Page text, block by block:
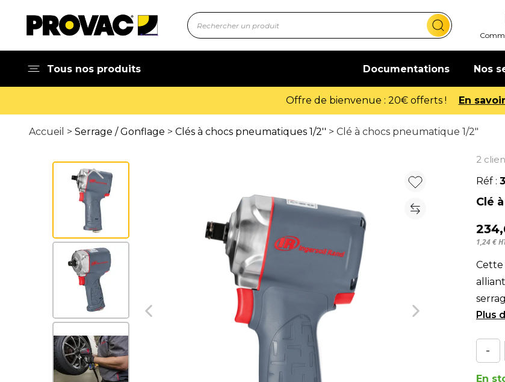
Tous nos produits Documentations Nos
Offre de bienvenue : 20€ offerts ! En
Accueil > Serrage / Gonflage > Clés à chocs pneumatiques 1/2'' > Clé à chocs pneumatique 1/2"
2
Réf :
Clé
1,24 €
Cette
-
En